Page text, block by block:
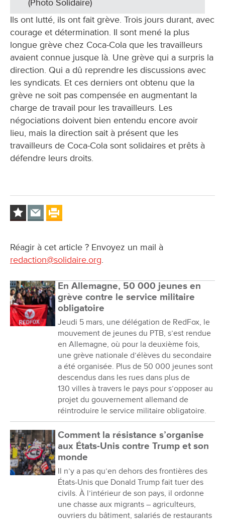
(Photo Solidaire)
Ils ont lutté, ils ont fait grève. Trois jours durant, avec
courage et détermination. Il sont mené la plus
longue grève chez Coca-Cola que les travailleurs
avaient connue jusque là. Une grève qui a surpris la
direction. Qui a dû reprendre les discussions avec
les syndicats. Et ces derniers ont obtenu que la
grève ne soit pas compensée en augmentant la
charge de travail pour les travailleurs. Les
négociations doivent bien entendu encore avoir
lieu, mais la direction sait à présent que les
travailleurs de Coca-Cola sont solidaires et prêts à
défendre leurs droits.
Réagir à cet article ? Envoyez un mail à
redaction@solidaire.org.
En Allemagne, 50 000 jeunes en
grève contre le service militaire
obligatoire
Jeudi 5 mars, une délégation de RedFox, le
mouvement de jeunes du PTB, s’est rendue
en Allemagne, où pour la deuxième fois,
une grève nationale d’élèves du secondaire
a été organisée. Plus de 50 000 jeunes sont
descendus dans les rues dans plus de
130 villes à travers le pays pour s’opposer au
projet du gouvernement allemand de
réintroduire le service militaire obligatoire.
Comment la résistance s’organise
aux États-Unis contre Trump et son
monde
Il n’y a pas qu’en dehors des frontières des
États-Unis que Donald Trump fait tuer des
civils. À l’intérieur de son pays, il ordonne
une chasse aux migrants – agriculteurs,
ouvriers du bâtiment, salariés de restaurants